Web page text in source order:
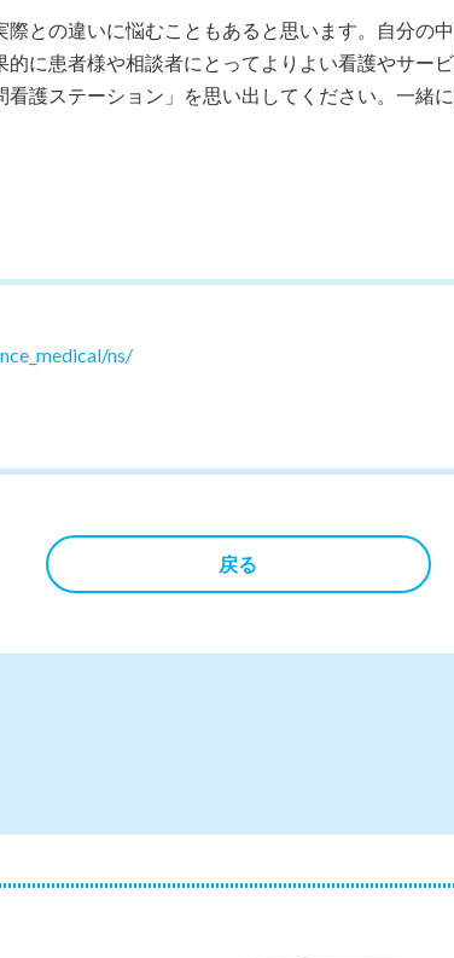
との違いに悩むこともあると思います。自分の
に患者様や相談者にとってよりよい看護やサー
護ステーション」を思い出してください。一緒
ns/
戻る